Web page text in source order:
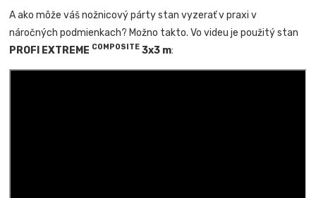
A ako môže váš nožnicový párty stan vyzerať v praxi v
náročných podmienkach? Možno takto. Vo videu je použitý stan
PROFI EXTREME COMPOSITE 3x3 m: